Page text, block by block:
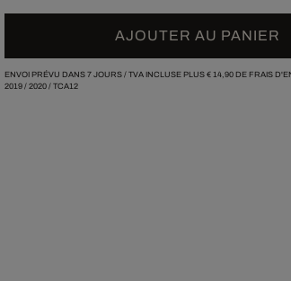
AJOUTER AU PANIER
ENVOI PRÉVU DANS 7 JOURS / TVA INCLUSE PLUS € 14,90DE FRAIS
2019/ 2020/ TCA12